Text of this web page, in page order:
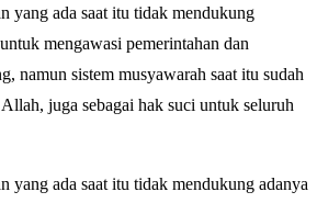
yang ada saat itu tidak mendukung
mengawasi pemerintahan dan
namun sistem musyawarah saat itu sudah
juga sebagai hak suci untuk seluruh
yang ada saat itu tidak mendukung adanya